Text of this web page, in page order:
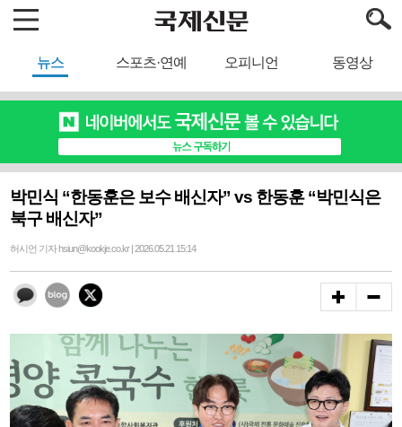
뉴스 스포츠·연예 오피니언 동영상
박민식 “한동훈은 보수 배신자” vs 한동훈 “박민식은
북구 배신자”
허시언 기자 hsiun@kookje.co.kr | 2026.05.21 15:14